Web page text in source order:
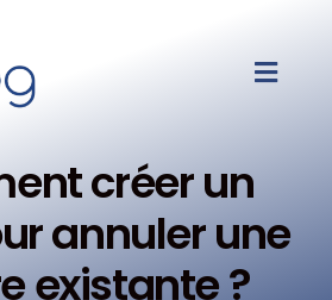
créer un
annuler une
existante ?